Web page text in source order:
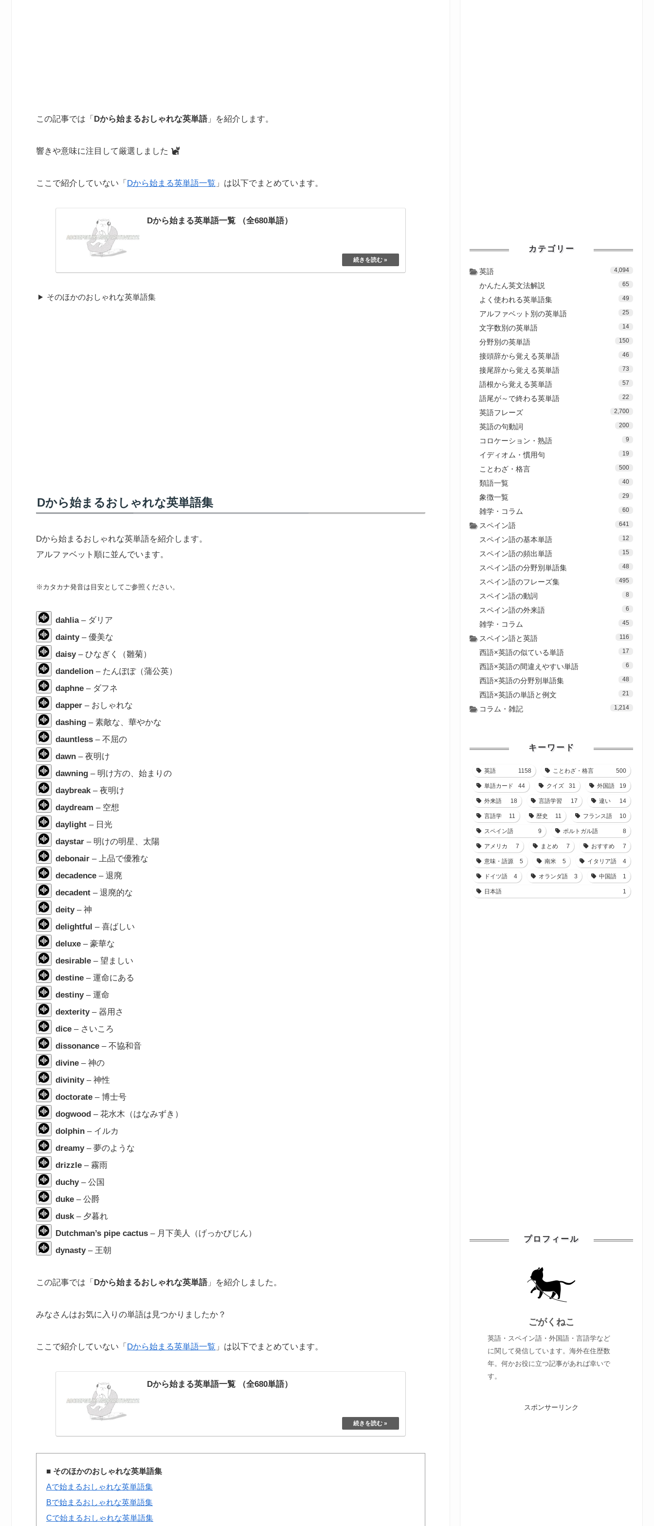
この記事では「 Dから始まるおしゃれな英単語」を紹介します。
響きや意味に注目して厳選しました
ここで紹介していない「 Dから始まる英単語一覧 」は以下でまとめています。
Dから始まる英単語一覧 （全680単語）
そのほかのおしゃれな英単語集
Dから始まるおしゃれな英単語集
Dから始まるおしゃれな英単語を紹介します。
アルファベット順に並んでいます。
※カタカナ発音は目安としてご参照ください。
dahlia– ダリア
dainty– 優美な
daisy– ひなぎく（雛菊）
dandelion – たんぽぽ（蒲公英）
daphne – ダフネ
dapper – おしゃれな
dashing – 素敵な、華やかな
dauntless – 不屈の
dawn – 夜明け
dawning – 明け方の、始まりの
daybreak– 夜明け
daydream – 空想
daylight – 日光
daystar – 明けの明星、太陽
debonair – 上品で優雅な
decadence – 退廃
decadent – 退廃的な
deity– 神
delightful – 喜ばしい
deluxe – 豪華な
desirable – 望ましい
destine – 運命にある
destiny– 運命
dexterity– 器用さ
dice – さいころ
dissonance – 不協和音
divine – 神の
divinity– 神性
doctorate – 博士号
dogwood – 花水木（はなみずき）
dolphin – イルカ
dreamy– 夢のような
drizzle – 霧雨
duchy– 公国
duke – 公爵
dusk– 夕暮れ
Dutchman’s pipe cactus – 月下美人（げっかびじん）
dynasty– 王朝
この記事では「 Dから始まるおしゃれな英単語」を紹介しました。
みなさんはお気に入りの単語は見つかりましたか？
ここで紹介していない「 Dから始まる英単語一覧 」は以下でまとめています。
Dから始まる英単語一覧 （全680単語）
■ そのほかのおしゃれな英単語集
Aで始まるおしゃれな英単語集
Bで始まるおしゃれな英単語集
Cで始まるおしゃれな英単語集
カテゴリー
英語 4,094
かんたん英文法解説 65
よく使われる英単語集 49
アルファベット別の英単語 25
文字数別の英単語 14
分野別の英単語 150
接頭辞から覚える英単語 46
接尾辞から覚える英単語 73
語根から覚える英単語 57
語尾が～で終わる英単語 22
英語フレーズ 2,700
英語の句動詞 200
コロケーション・熟語 9
イディオム・慣用句 19
ことわざ・格言 500
類語一覧 40
象徴一覧 29
雑学・コラム 60
スペイン語 641
スペイン語の基本単語 12
スペイン語の頻出単語 15
スペイン語の分野別単語集 48
スペイン語のフレーズ集 495
スペイン語の動詞 8
スペイン語の外来語 6
雑学・コラム 45
スペイン語と英語 116
西語×英語の似ている単語 17
西語×英語の間違えやすい単語 6
西語×英語の分野別単語集 48
西語×英語の単語と例文 21
コラム・雑記 1,214
キーワード
英語 1158 ことわざ・格言 500
単語カード 44 クイズ 31 外国語 19
外来語 18 言語学習 17 違い 14
言語学 11 歴史 11 フランス語 10
スペイン語 9 ポルトガル語 8
アメリカ 7 まとめ 7 おすすめ 7
意味・語源 5 南米 5 イタリア語 4
ドイツ語 4 オランダ語 3 中国語 1
日本語 1
プロフィール
ごがくねこ
英語・スペイン語・外国語・言語学など
に関して発信しています。海外在住歴数
年。何かお役に立つ記事があれば幸いで
す。
スポンサーリンク